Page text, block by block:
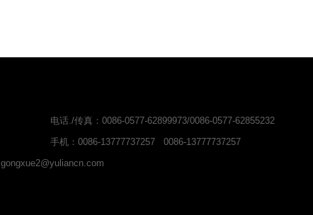
gongxue2@yuliancn.com
电话./传真：0086-0577-62899973/0086-0577-62855232
手机：0086-13777737257 0086-13777737257